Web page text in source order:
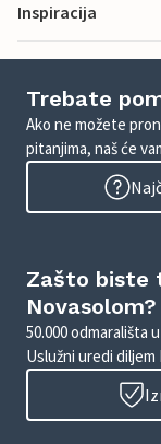
Inspiracija
Trebate
Ako ne možete
pitanjima, naš će
Zašto biste
Novasolom?
50.000 odmarališta
Uslužni uredi diljem